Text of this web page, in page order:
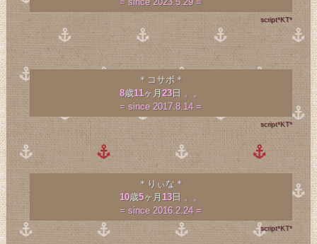
script*KT*
＊コサボ＊
8歳11ヶ月23日 。。
= since 2017.8.14 =
script*KT*
＊りぃな＊
10歳5ヶ月 13日 。。
= since 2016.2.24 =
script*KT*